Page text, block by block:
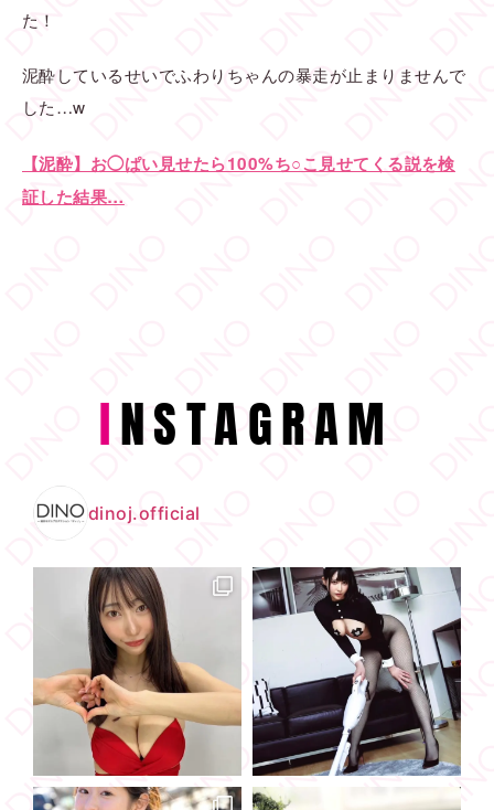
た！
泥酔しているせいでふわりちゃんの暴走が止まりませんで
した…w
【泥酔】お◯ぱい見せたら100%ち○こ見せてくる説を検
証した結果…
INSTAGRAM
dinoj.official